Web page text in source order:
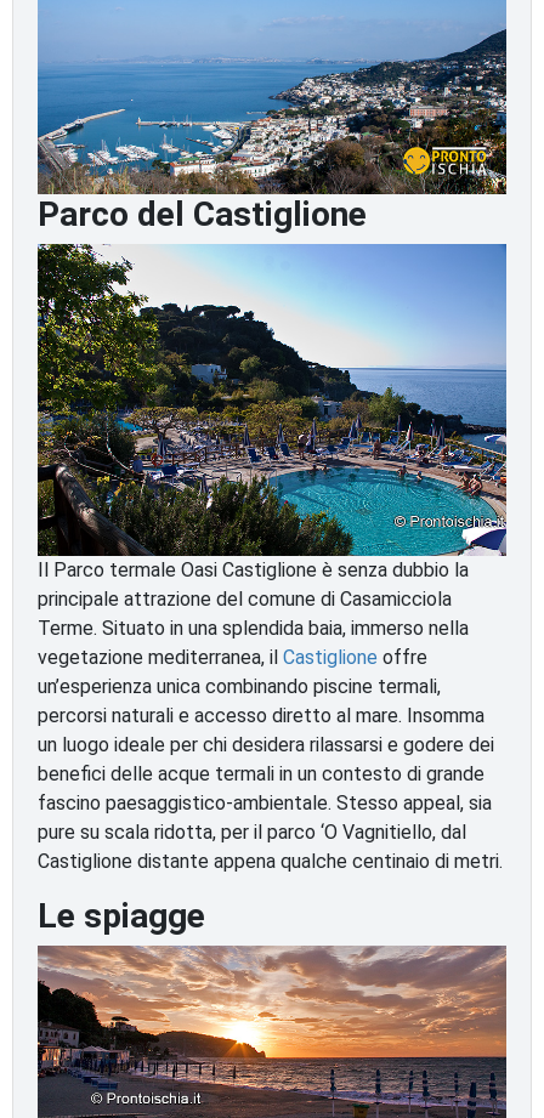
Parco del Castiglione
Il Parco termale Oasi Castiglione è senza dubbio la
principale attrazione del comune di Casamicciola
Terme. Situato in una splendida baia, immerso nella
vegetazione mediterranea, il Castiglione offre
un’esperienza unica combinando piscine termali,
percorsi naturali e accesso diretto al mare. Insomma
un luogo ideale per chi desidera rilassarsi e godere dei
benefici delle acque termali in un contesto di grande
fascino paesaggistico-ambientale. Stesso appeal, sia
pure su scala ridotta, per il parco ‘O Vagnitiello, dal
Castiglione distante appena qualche centinaio di metri.
Le spiagge